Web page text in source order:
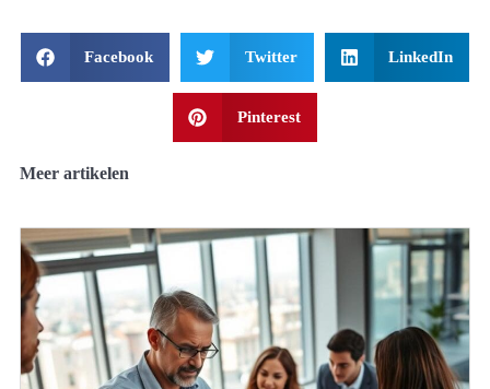
Facebook Twitter LinkedIn
Pinterest
Meer artikelen